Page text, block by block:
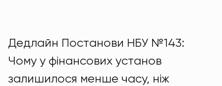
Дедлайн Постанови НБУ №143:
Чому у фінансових установ
залишилося менше часу, ніж